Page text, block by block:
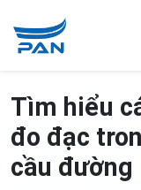
Tìm hiểu
đo đạc
cầu đường